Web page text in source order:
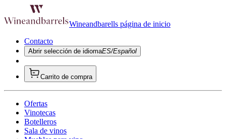
Wineandbarells página de inicio
Contacto
Abrir selección de idiomaES/Español
Carrito de compra
Ofertas
Vinotecas
Botelleros
Sala de vinos